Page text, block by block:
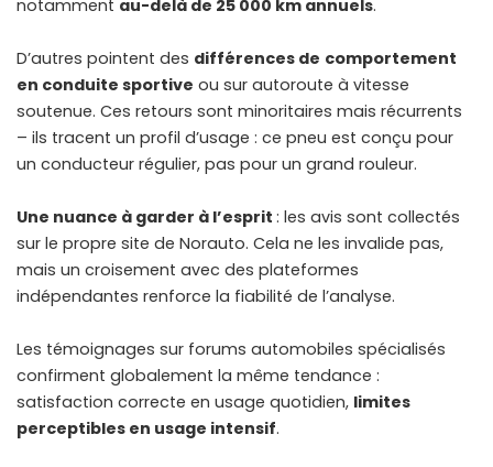
notamment au-delà de 25 000 km annuels.
D’autres pointent des différences de comportement
en conduite sportive ou sur autoroute à vitesse
soutenue. Ces retours sont minoritaires mais récurrents
– ils tracent un profil d’usage : ce pneu est conçu pour
un conducteur régulier, pas pour un grand rouleur.
Une nuance à garder à l’esprit : les avis sont collectés
sur le propre site de Norauto. Cela ne les invalide pas,
mais un croisement avec des plateformes
indépendantes renforce la fiabilité de l’analyse.
Les témoignages sur forums automobiles spécialisés
confirment globalement la même tendance :
satisfaction correcte en usage quotidien, limites
perceptibles en usage intensif.